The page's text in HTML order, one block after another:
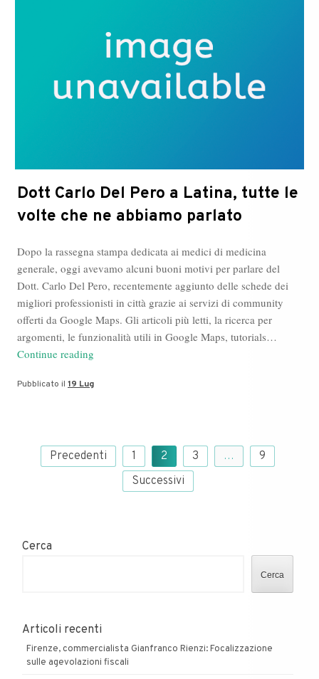
Dott Carlo Del Pero a Latina, tutte le
volte che ne abbiamo parlato
Dopo la rassegna stampa dedicata ai medici di medicina
generale, oggi avevamo alcuni buoni motivi per parlare del
Dott. Carlo Del Pero, recentemente aggiunto delle schede dei
migliori professionisti in città grazie ai servizi di community
offerti da Google Maps. Gli articoli più letti, la ricerca per
argomenti, le funzionalità utili in Google Maps, tutorials…
Continue reading
Del
tutte
Pubblicato il 19 Lug
PaginazionePrecedenti 1 2 3 …
9
Successivi
Cerca
Cerca
Articoli recenti
Firenze, commercialista Gianfranco Rienzi: Focalizzazione
sulle agevolazioni fiscali